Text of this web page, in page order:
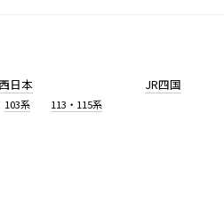
日本
103系 113・115系
JR四国